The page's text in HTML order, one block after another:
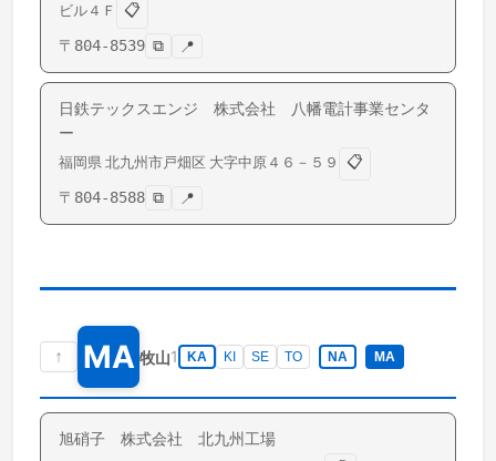
ビル４Ｆ
📋
〒 804-8539 ⧉ 📍
日鉄テックスエンジ 株式会社 八幡電計事業センタ
ー
福岡県 北九州市戸畑区 大字中原 ４６－５９
📋
〒 804-8588 ⧉ 📍
↑ MA 牧山1 KA KI SE TO NA MA
旭硝子 株式会社 北九州工場